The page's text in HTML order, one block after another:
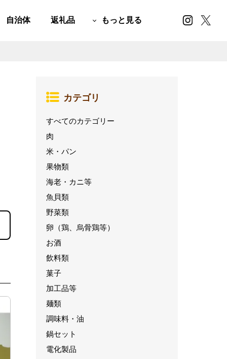
自治体 返礼品 もっと見る
カテゴリ
すべてのカテゴリー
肉
米・パン
果物類
海老・カニ等
魚貝類
野菜類
卵（鶏、烏骨鶏等）
お酒
飲料類
菓子
加工品等
麺類
調味料・油
鍋セット
電化製品